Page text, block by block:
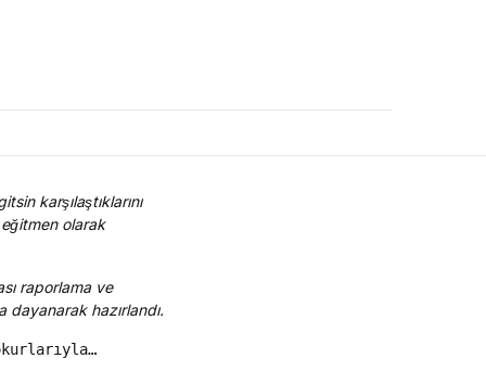
karşılaştıklarını
olarak
raporlama ve
hazırlandı.